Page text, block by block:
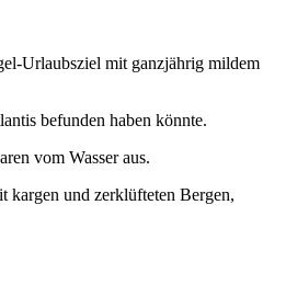
Urlaubsziel mit ganzjährig mildem
befunden haben könnte.
vom Wasser aus.
kargen und zerklüfteten Bergen,